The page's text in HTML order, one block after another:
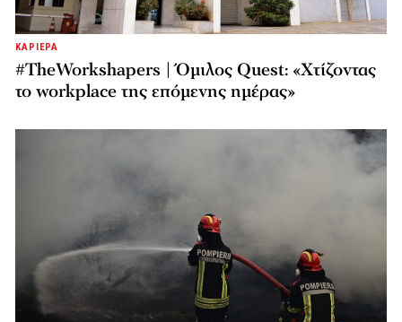
ΚΑΡΙΕΡΑ
#TheWorkshapers | Όμιλος Quest: «Χτίζοντας
το workplace της επόμενης ημέρας»